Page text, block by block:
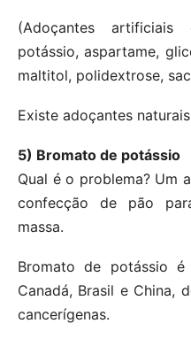
(Adoçantes artificiais
potássio, aspartame,
maltitol, polidextrose,
Existe adoçantes
5) Bromato de potássio
Qual é o problema? Um
confecção de pão
massa.
Bromato de potássio
Canadá, Brasil e China,
cancerígenas.